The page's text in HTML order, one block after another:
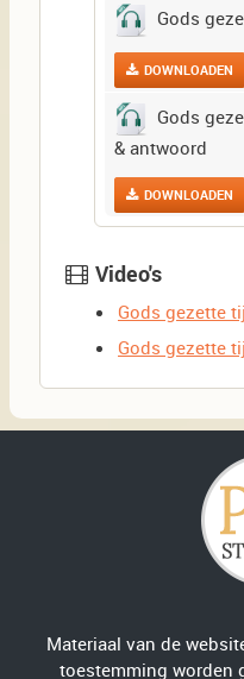
Gods
DOWNLOADEN
Gods
& antwoord
DOWNLOADEN
Video's
Gods gezette
Gods gezette
Materiaal van de
toestemming worden